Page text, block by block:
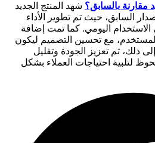
مقارنة بالسابق؟ شهد المنتج الجديد
السابق، حيث تم تطوير الأداء
اليومي. كما تمت إضافة
مع تحسين التصميم ليكون
ذلك، تم تعزيز الجودة وتقليل
لتلبية احتياجات العملاء بشكل